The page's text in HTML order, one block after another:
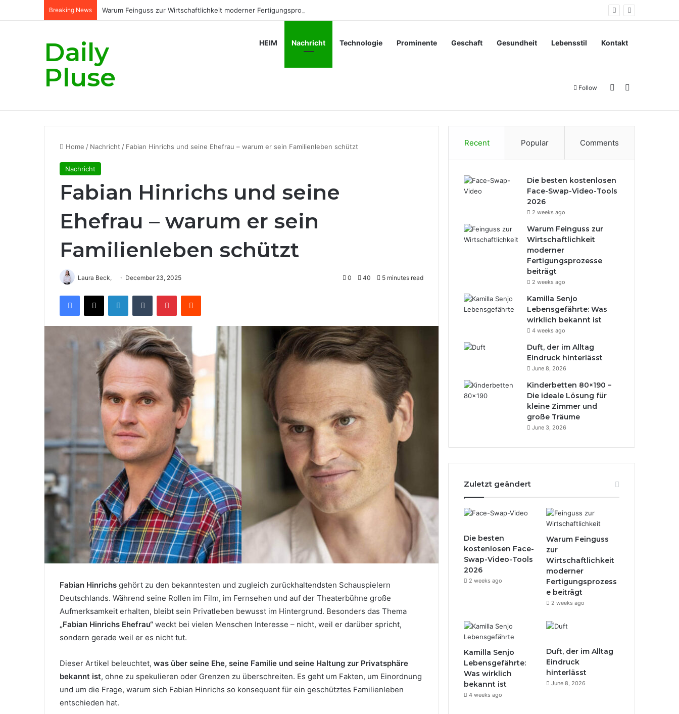
Breaking News Warum Feinguss zur Wirtschaftlichkeit moderner Fertigungsprozesse beiträgt
Daily
Pluse
HEIM Nachricht Technologie Prominente Geschaft Gesundheit Lebensstil Kontakt
Follow Sidebar
Home / Nachricht / Fabian Hinrichs und seine Ehefrau – warum er sein Familienleben schützt
Nachricht
Fabian Hinrichs und seine
Ehefrau – warum er sein
Familienleben schützt
Laura Beck, December 23, 2025 0 40 5 minutes read
Fabian Hinrichs gehört zu den bekanntesten und zugleich zurückhaltendsten Schauspielern
Deutschlands. Während seine Rollen im Film, im Fernsehen und auf der Theaterbühne große
Aufmerksamkeit erhalten, bleibt sein Privatleben bewusst im Hintergrund. Besonders das Thema
„Fabian Hinrichs Ehefrau“ weckt bei vielen Menschen Interesse – nicht, weil er darüber spricht,
sondern gerade weil er es nicht tut.
Dieser Artikel beleuchtet, was über seine Ehe, seine Familie und seine Haltung zur Privatsphäre
bekannt ist, ohne zu spekulieren oder Grenzen zu überschreiten. Es geht um Fakten, um Einordnung
und um die Frage, warum sich Fabian Hinrichs so konsequent für ein geschütztes Familienleben
entschieden hat.
Recent Popular Comments
Die besten kostenlosen
Face-Swap-Video-Tools
2026
2 weeks ago
Warum Feinguss zur
Wirtschaftlichkeit
moderner
Fertigungsprozesse
beiträgt
2 weeks ago
Kamilla Senjo
Lebensgefährte: Was
wirklich bekannt ist
4 weeks ago
Duft, der im Alltag
Eindruck hinterlässt
June 8, 2026
Kinderbetten 80×190 –
Die ideale Lösung für
kleine Zimmer und
große Träume
June 3, 2026
Zuletzt geändert
Die besten
kostenlosen Face-
Swap-Video-Tools
2026
2 weeks ago
Warum Feinguss
zur
Wirtschaftlichkeit
moderner
Fertigungsprozess
e beiträgt
2 weeks ago
Kamilla Senjo
Lebensgefährte:
Was wirklich
bekannt ist
4 weeks ago
Duft, der im Alltag
Eindruck
hinterlässt
June 8, 2026